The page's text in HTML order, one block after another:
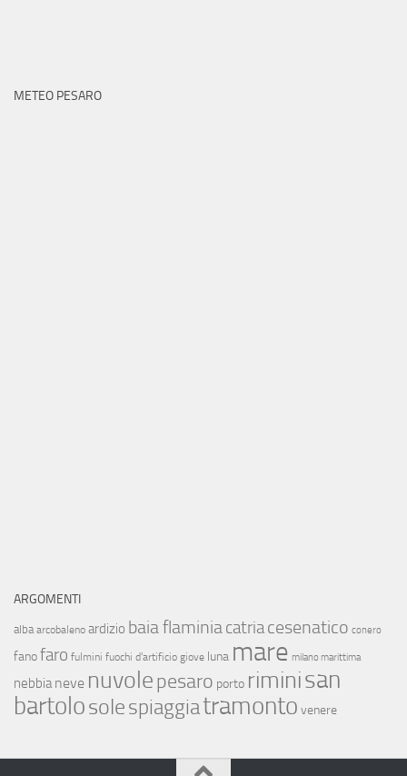
METEO PESARO
ARGOMENTI
alba arcobaleno ardizio baia flaminiacatriacesenatico conero
fanofaro fulmini fuochi d'artificio giove luna mare milano marittima
nebbia neve nuvolepesaro porto riminisan
bartolosolespiaggiatramonto venere